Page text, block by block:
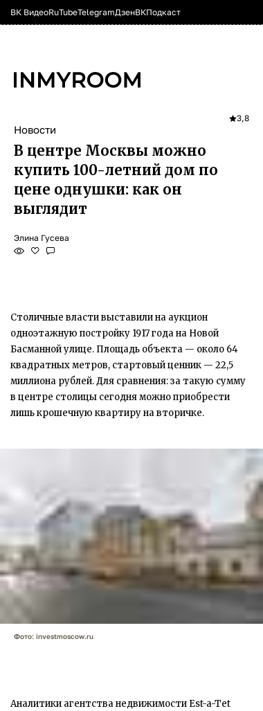
ВК ВидеоRuTubeTelegramДзенВКПодкаст
3,8
Новости
В центре Москвы можно
купить 100-летний дом по
цене однушки: как он
выглядит
Элина Гусева
Столичные власти выставили на аукцион
одноэтажную постройку 1917 года на Новой
Басманной улице. Площадь объекта — около 64
квадратных метров, стартовый ценник — 22,5
миллиона рублей. Для сравнения: за такую сумму
в центре столицы сегодня можно приобрести
лишь крошечную квартиру на вторичке.
Фото: investmoscow.ru
Аналитики агентства недвижимости Est-a-Tet